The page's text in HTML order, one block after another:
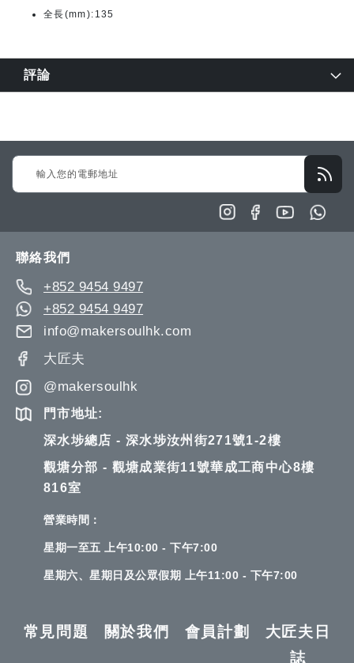
全長(mm):135
評論
Sign
Up
聯絡我們
+852 9454 9497
+852 9454 9497
info@makersoulhk.com
大匠夫
@makersoulhk
門市地址:
深水埗總店 - 深水埗汝州街271號1-2樓
觀塘分部 - 觀塘成業街11號華成工商中心8樓
816室
營業時間：
星期一至五 上午10:00 - 下午7:00
星期六、星期日及公眾假期 上午11:00 - 下午7:00
常見問題 關於我們 會員計劃
大匠夫日
誌